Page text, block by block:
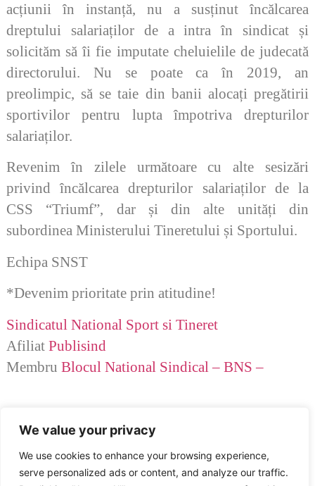
We value your privacy
We use cookies to enhance your browsing experience,
serve personalized ads or content, and analyze our traffic.
acțiunii în instanță, nu a susținut încălcarea
dreptului salariaților de a intra în sindicat și
solicităm să îi fie imputate cheluielile de judecată
directorului. Nu se poate ca în 2019, an
preolimpic, să se taie din banii alocați pregătirii
sportivilor pentru lupta împotriva drepturilor
salariaților.
Revenim în zilele următoare cu alte sesizări
privind încălcarea drepturilor salariaților de la
CSS “Triumf”, dar și din alte unități din
subordinea Ministerului Tineretului și Sportului.
Echipa SNST
*Devenim prioritate prin atitudine!
Sindicatul National Sport si Tineret
Afiliat Publisind
Membru Blocul National Sindical – BNS –